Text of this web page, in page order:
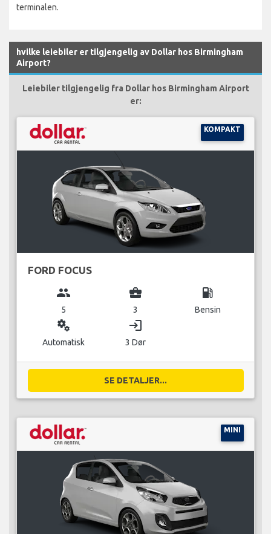
terminalen.
hvilke leiebiler er tilgjengelig av Dollar hos Birmingham
Airport?
Leiebiler tilgjengelig fra Dollar hos Birmingham Airport
er:
KOMPAKT
FORD FOCUS
group
5
business_center
3
local_gas_station
Bensin
miscellaneous_services
Automatisk
login
3 Dør
SE DETALJER...
MINI